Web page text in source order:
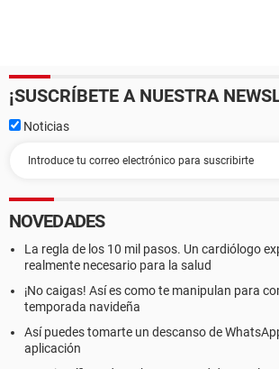
¡SUSCRÍBETE A NUESTRA
Noticias
NOVEDADES
La regla de los 10 mil pasos. Un cardiólogo
realmente necesario para la salud
¡No caigas! Así es como te manipulan para
temporada navideña
Así puedes tomarte un descanso de
aplicación